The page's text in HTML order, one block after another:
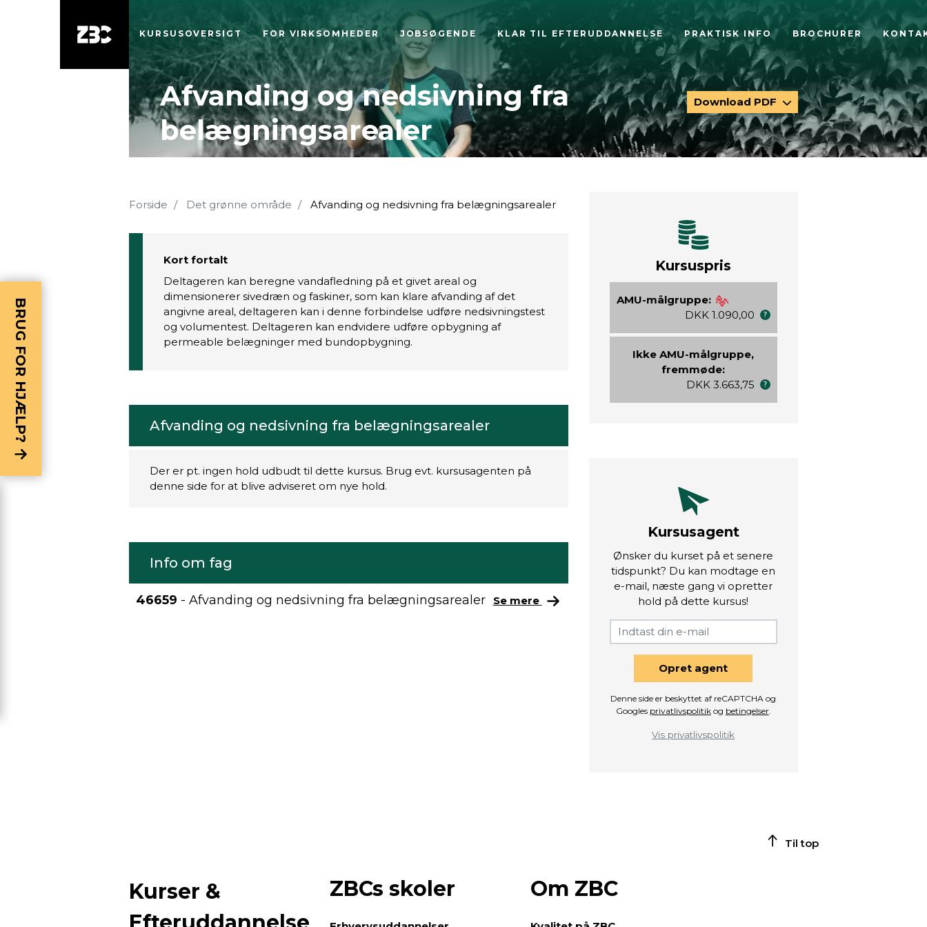
KURSUSOVERSIGT FOR VIRKSOMHEDER JOBSØGENDE KLAR TIL EFTERUDDANNELSE PRAKTISK INFO BROCHURER
Afvanding og nedsivning fra
belægningsarealer
Download PDF
Forside Det grønne område Afvanding og nedsivning fra belægningsarealer
Kort fortalt
Deltageren kan beregne vandafledning på et givet areal og
dimensionerer sivedræn og faskiner, som kan klare afvanding af det
angivne areal, deltageren kan i denne forbindelse udføre nedsivningstest
og volumentest. Deltageren kan endvidere udføre opbygning af
permeable belægninger med bundopbygning.
Afvanding og nedsivning fra belægningsarealer
Der er pt. ingen hold udbudt til dette kursus. Brug evt. kursusagenten på
denne side for at blive adviseret om nye hold.
Info om fag
46659 - Afvanding og nedsivning fra belægningsarealer Se mere
Kursuspris
AMU-målgruppe:
DKK 1.090,00
Ikke AMU-målgruppe,
fremmøde:
DKK 3.663,75
Kursusagent
Ønsker du kurset på et senere
tidspunkt? Du kan modtage en
e-mail, næste gang vi opretter
hold på dette kursus!
Opret agent
Denne side er beskyttet af reCAPTCHA og
Googles privatlivspolitikog betingelser.
Vis privatlivspolitik
BRUG FOR HJÆLP?
Til top
Kurser &
ZBCs skoler Om ZBC